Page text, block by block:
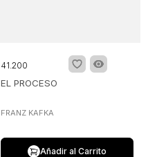
41.200
EL PROCESO
FRANZ KAFKA
Añadir al Carrito